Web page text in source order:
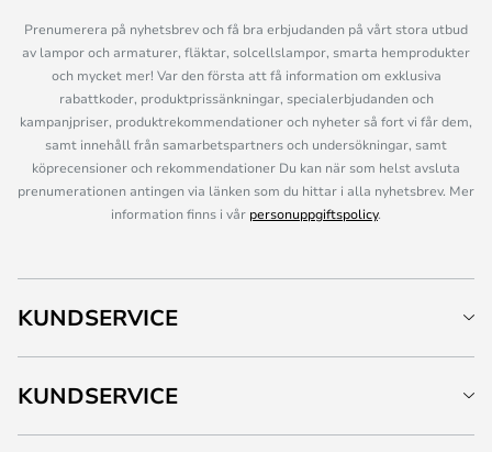
Prenumerera på nyhetsbrev och få bra erbjudanden på vårt stora utbud
av lampor och armaturer, fläktar, solcellslampor, smarta hemprodukter
och mycket mer! Var den första att få information om exklusiva
rabattkoder, produktprissänkningar, specialerbjudanden och
kampanjpriser, produktrekommendationer och nyheter så fort vi får dem,
samt innehåll från samarbetspartners och undersökningar, samt
köprecensioner och rekommendationer Du kan när som helst avsluta
prenumerationen antingen via länken som du hittar i alla nyhetsbrev. Mer
information finns i vår personuppgiftspolicy.
KUNDSERVICE
KUNDSERVICE